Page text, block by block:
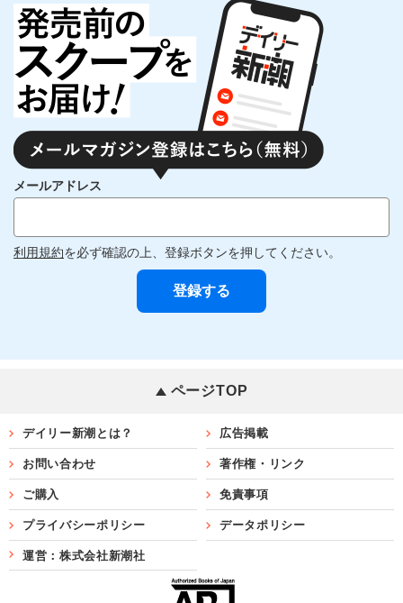
メールアドレス
利用規約を必ず確認の上、登録ボタンを押してください。
ページTOP
デイリー新潮とは？ 広告掲載
お問い合わせ 著作権・リンク
ご購入 免責事項
プライバシーポリシー データポリシー
運営：株式会社新潮社